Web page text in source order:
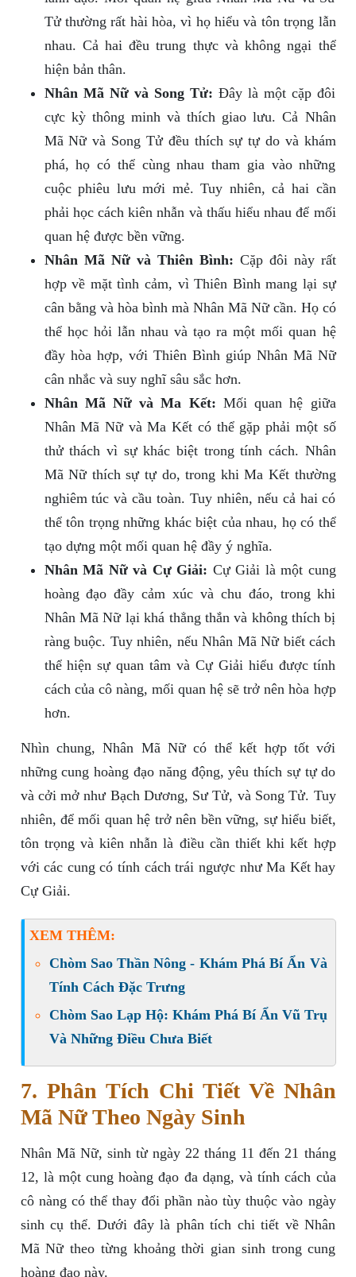
Tử thường rất hài hòa, vì họ hiểu và tôn trọng lẫn
nhau. Cả hai đều trung thực và không ngại thể
hiện bản thân.
Nhân Mã Nữ và Song Tử: Đây là một cặp đôi
cực kỳ thông minh và thích giao lưu. Cả Nhân
Mã Nữ và Song Tử đều thích sự tự do và khám
phá, họ có thể cùng nhau tham gia vào những
cuộc phiêu lưu mới mẻ. Tuy nhiên, cả hai cần
phải học cách kiên nhẫn và thấu hiểu nhau để mối
quan hệ được bền vững.
Nhân Mã Nữ và Thiên Bình: Cặp đôi này rất
hợp về mặt tình cảm, vì Thiên Bình mang lại sự
cân bằng và hòa bình mà Nhân Mã Nữ cần. Họ có
thể học hỏi lẫn nhau và tạo ra một mối quan hệ
đầy hòa hợp, với Thiên Bình giúp Nhân Mã Nữ
cân nhắc và suy nghĩ sâu sắc hơn.
Nhân Mã Nữ và Ma Kết: Mối quan hệ giữa
Nhân Mã Nữ và Ma Kết có thể gặp phải một số
thử thách vì sự khác biệt trong tính cách. Nhân
Mã Nữ thích sự tự do, trong khi Ma Kết thường
nghiêm túc và cầu toàn. Tuy nhiên, nếu cả hai có
thể tôn trọng những khác biệt của nhau, họ có thể
tạo dựng một mối quan hệ đầy ý nghĩa.
Nhân Mã Nữ và Cự Giải: Cự Giải là một cung
hoàng đạo đầy cảm xúc và chu đáo, trong khi
Nhân Mã Nữ lại khá thẳng thắn và không thích bị
ràng buộc. Tuy nhiên, nếu Nhân Mã Nữ biết cách
thể hiện sự quan tâm và Cự Giải hiểu được tính
cách của cô nàng, mối quan hệ sẽ trở nên hòa hợp
hơn.
Nhìn chung, Nhân Mã Nữ có thể kết hợp tốt với
những cung hoàng đạo năng động, yêu thích sự tự do
và cởi mở như Bạch Dương, Sư Tử, và Song Tử. Tuy
nhiên, để mối quan hệ trở nên bền vững, sự hiểu biết,
tôn trọng và kiên nhẫn là điều cần thiết khi kết hợp
với các cung có tính cách trái ngược như Ma Kết hay
Cự Giải.
XEM THÊM:
Chòm Sao Thần Nông - Khám Phá Bí Ẩn Và
Tính Cách Đặc Trưng
Chòm Sao Lạp Hộ: Khám Phá Bí Ẩn Vũ Trụ
Và Những Điều Chưa Biết
7. Phân Tích Chi Tiết Về Nhân
Mã Nữ Theo Ngày Sinh
Nhân Mã Nữ, sinh từ ngày 22 tháng 11 đến 21 tháng
12, là một cung hoàng đạo đa dạng, và tính cách của
cô nàng có thể thay đổi phần nào tùy thuộc vào ngày
sinh cụ thể. Dưới đây là phân tích chi tiết về Nhân
Mã Nữ theo từng khoảng thời gian sinh trong cung
hoàng đạo này.